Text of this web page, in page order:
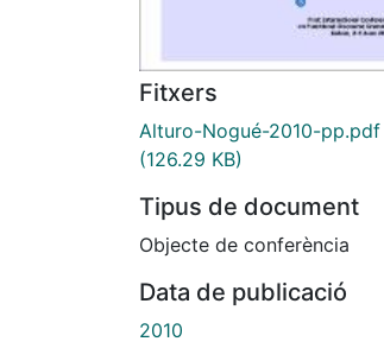
Fitxers
Alturo-Nogué-2010-pp.pdf
(126.29 KB)
Tipus de document
Objecte de conferència
Data de publicació
2010